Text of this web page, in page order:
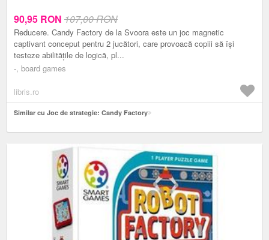
90,95 RON 107,00 RON
Reducere. Candy Factory de la Svoora este un joc magnetic
captivant conceput pentru 2 jucători, care provoacă copiii să își
testeze abilitățile de logică, pl...
-, board games
libris.ro
Similar cu Joc de strategie: Candy Factory